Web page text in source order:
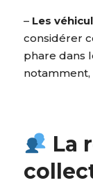
–Les
considérer
phare dans
notamment,
La